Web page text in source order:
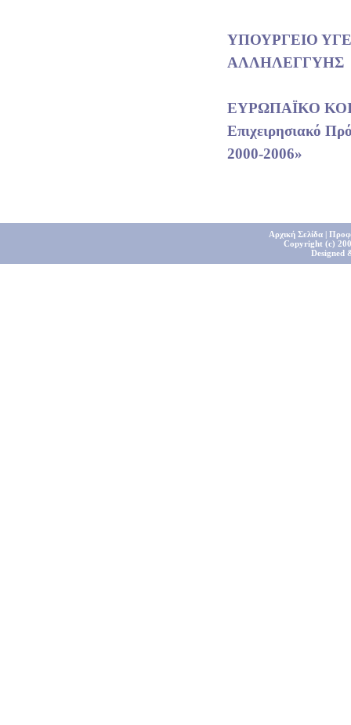
ΥΠΟΥΡΓΕΙΟ
ΑΛΛΗΛΕΓΓΥΗΣ
ΕΥΡΩΠΑΪΚΟ
Επιχειρησιακό
2000-2006»
Αρχική Σελίδα|
Copyright (c)
Designed